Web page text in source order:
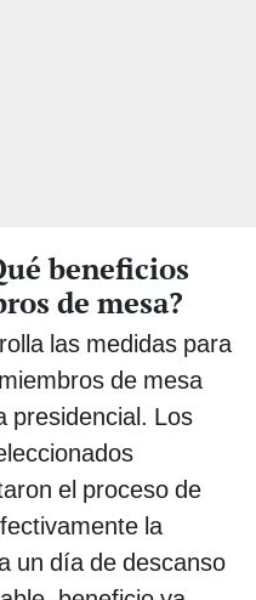
beneficios
de mesa?
las medidas para
de mesa
presidencial. Los
el proceso de
la
un día de descanso